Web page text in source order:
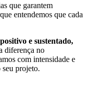
que garantem
entendemos que cada
e sustentado,
diferença no
com intensidade e
projeto.